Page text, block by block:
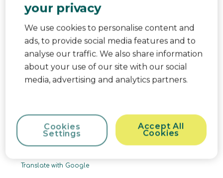
your privacy
We use cookies to personalise content and
ads, to provide social media features and to
analyse our traffic. We also share information
about your use of our site with our social
media, advertising and analytics partners.
Accept All
Cookies
Cookies
Settings
montaje fue muy sencillo. Tan solo hace falta
una mano. La estructura parece muy robusta, lo
que nos da seguridad y confianza en cuanto a la
durabilidad de la cuna. Cuenta con 3 niveles de
altura ajustables, perfecto para adaptarla a la
altura de tu cama. También ruedas giratorias que
poder guardarla. El tejido con malla transpirable
regula la temperatura y es muy sencillo de
Translate with Google